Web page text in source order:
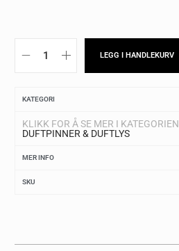
LEGG I HANDLEKURV
KATEGORI
KLIKK FOR Å SE MER I KATEGORIEN
DUFTPINNER & DUFTLYS
MER INFO
SKU